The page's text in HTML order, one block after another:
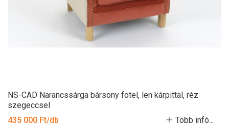
NS-CAD Narancssárga bársony fotel, len kárpittal, réz
szegeccsel
435 000 Ft/db
Több infó...